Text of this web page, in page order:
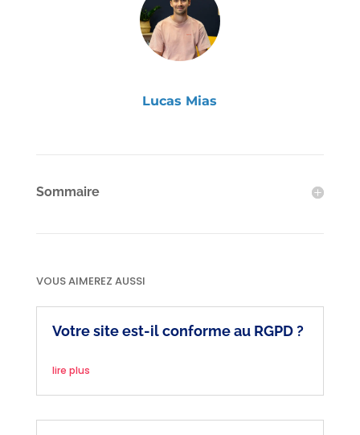
Lucas Mias
Sommaire
VOUS AIMEREZ AUSSI
Votre site est-il conforme au RGPD ?
lire plus